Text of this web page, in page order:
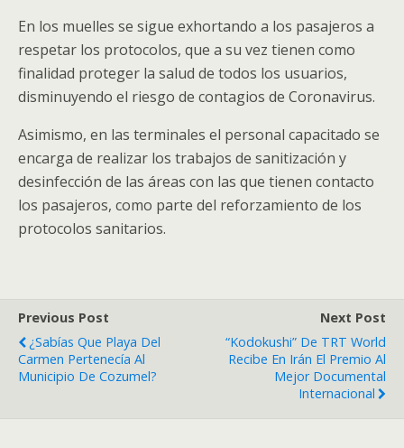
En los muelles se sigue exhortando a los pasajeros a
respetar los protocolos, que a su vez tienen como
finalidad proteger la salud de todos los usuarios,
disminuyendo el riesgo de contagios de Coronavirus.
Asimismo, en las terminales el personal capacitado se
encarga de realizar los trabajos de sanitización y
desinfección de las áreas con las que tienen contacto
los pasajeros, como parte del reforzamiento de los
protocolos sanitarios.
Previous Post
¿Sabías Que Playa Del
Carmen Pertenecía Al
Municipio De Cozumel?
Next Post
“Kodokushi” De TRT World
Recibe En Irán El Premio Al
Mejor Documental
Internacional